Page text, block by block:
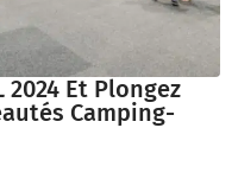
2024 Et Plongez
Camping-